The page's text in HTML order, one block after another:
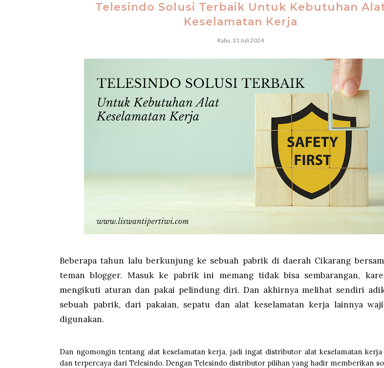
Telesindo Solusi Terbaik Untuk Kebutuhan
Keselamatan Kerja
Rabu, 31 Juli 2024
Beberapa tahun lalu berkunjung ke sebuah pabrik di daerah Cikarang
teman blogger. Masuk ke pabrik ini memang tidak bisa sembarangan,
mengikuti aturan dan pakai pelindung diri. Dan akhirnya melihat sendiri
sebuah pabrik, dari pakaian, sepatu dan alat keselamatan kerja lainnya
digunakan.
Dan ngomongin tentang alat keselamatan kerja, jadi ingat distributor alat keselamatan
dan terpercaya dari Telesindo. Dengan Telesindo distributor pilihan yang hadir memberikan